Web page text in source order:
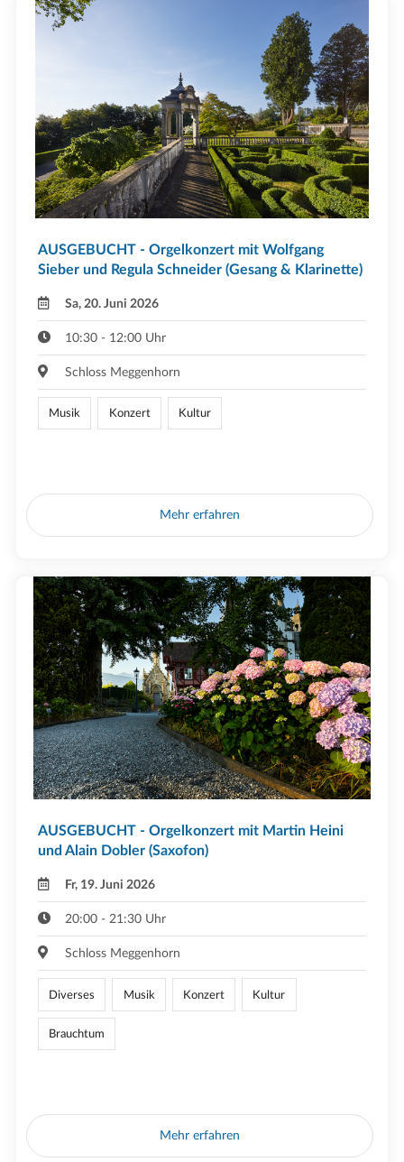
AUSGEBUCHT - Orgelkonzert mit Wolfgang
Sieber und Regula Schneider (Gesang & Klarinette)
Sa, 20. Juni 2026
10:30 - 12:00 Uhr
Schloss Meggenhorn
Musik Konzert Kultur
Mehr erfahren
AUSGEBUCHT - Orgelkonzert mit Martin Heini
und Alain Dobler (Saxofon)
Fr, 19. Juni 2026
20:00 - 21:30 Uhr
Schloss Meggenhorn
Diverses Musik Konzert Kultur
Brauchtum
Mehr erfahren